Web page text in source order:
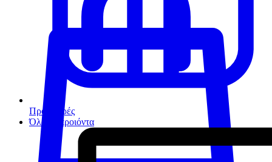
Προσφορές
Όλα τα προιόντα